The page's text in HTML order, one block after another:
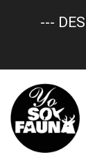
contenido
---